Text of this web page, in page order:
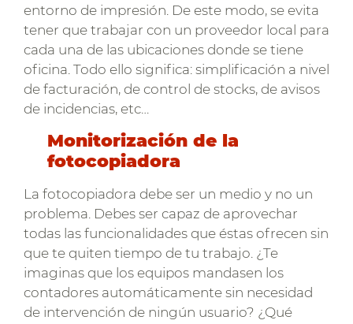
entorno de impresión. De este modo, se evita
tener que trabajar con un proveedor local para
cada una de las ubicaciones donde se tiene
oficina. Todo ello significa: simplificación a nivel
de facturación, de control de stocks, de avisos
de incidencias, etc…
Monitorización de la
fotocopiadora
La fotocopiadora debe ser un medio y no un
problema. Debes ser capaz de aprovechar
todas las funcionalidades que éstas ofrecen sin
que te quiten tiempo de tu trabajo. ¿Te
imaginas que los equipos mandasen los
contadores automáticamente sin necesidad
de intervención de ningún usuario? ¿Qué